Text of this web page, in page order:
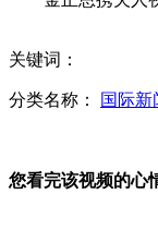
19岁男孩暴
关键词：
分类名称： 国际新
您看完该视频的心